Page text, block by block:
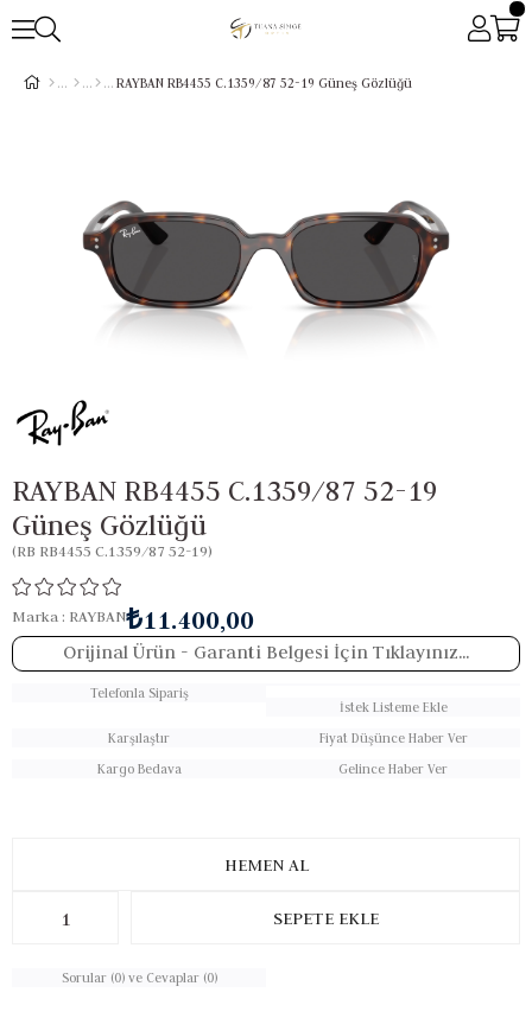
RAYBAN RB4455 C.1359/87 52-19 Güneş Gözlüğü
RAYBAN RB4455 C.1359/87 52-19
Güneş Gözlüğü
(RB RB4455 C.1359/87 52-19)
Marka : RAYBAN₺11.400,00
Orijinal Ürün - Garanti Belgesi İçin Tıklayınız...
Telefonla Sipariş
İstek Listeme Ekle
Karşılaştır
Fiyat Düşünce Haber Ver
Kargo Bedava
Gelince Haber Ver
Sorular (0) ve Cevaplar (0)